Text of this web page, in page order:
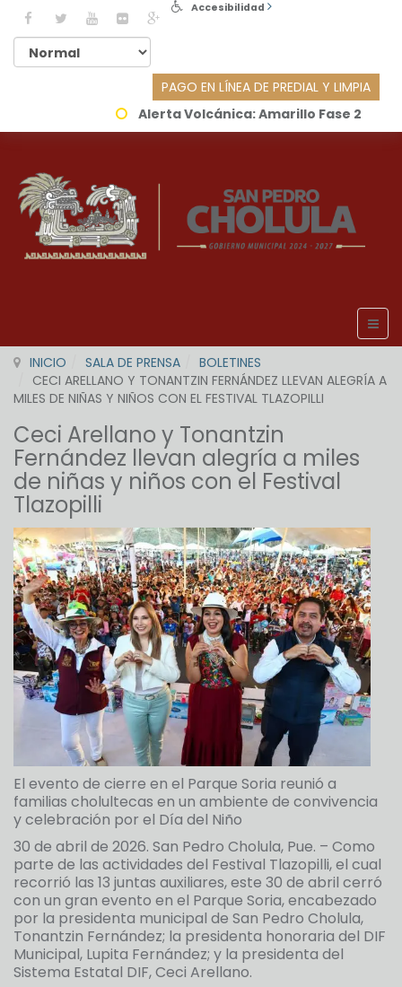
Accesibilidad
PAGO EN LÍNEA DE PREDIAL Y LIMPIA
Alerta Volcánica:Amarillo Fase 2
INICIO SALA DE PRENSA
BOLETINES
CECI ARELLANO Y TONANTZIN FERNÁNDEZ LLEVAN ALEGRÍA A
MILES DE NIÑAS Y NIÑOS CON EL FESTIVAL TLAZOPILLI
Ceci Arellano y Tonantzin
Fernández llevan alegría a miles
de niñas y niños con el Festival
Tlazopilli
El evento de cierre en el Parque Soria reunió a
familias cholultecas en un ambiente de convivencia
y celebración por el Día del Niño
30 de abril de 2026. San Pedro Cholula, Pue. – Como
parte de las actividades del Festival Tlazopilli, el cual
recorrió las 13 juntas auxiliares, este 30 de abril cerró
con un gran evento en el Parque Soria, encabezado
por la presidenta municipal de San Pedro Cholula,
Tonantzin Fernández; la presidenta honoraria del DIF
Municipal, Lupita Fernández; y la presidenta del
Sistema Estatal DIF, Ceci Arellano.